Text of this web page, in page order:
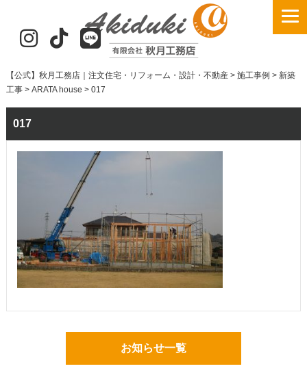
【公式】秋月工務店｜注文住宅・リフォーム・設計・不動産> 施工事例 > 新築
工事> ARATA house > 017
017
お知らせ一覧